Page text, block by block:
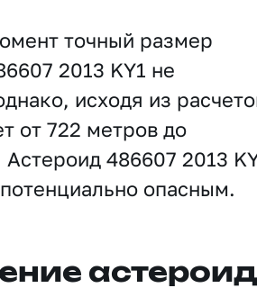
точный размер
2013 KY1 не
исходя из
от 722 метров до
Астероид 486607 2013
опасным.